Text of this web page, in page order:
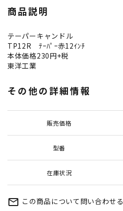
商品説明
テーパーキャンドル
TP12R ﾃｰﾊﾟｰ赤12ｲﾝﾁ
本体価格230円+税
東洋工業
その他の詳細情報
販売価格
型番
在庫状況
mail_outline この商品について問い合わせる